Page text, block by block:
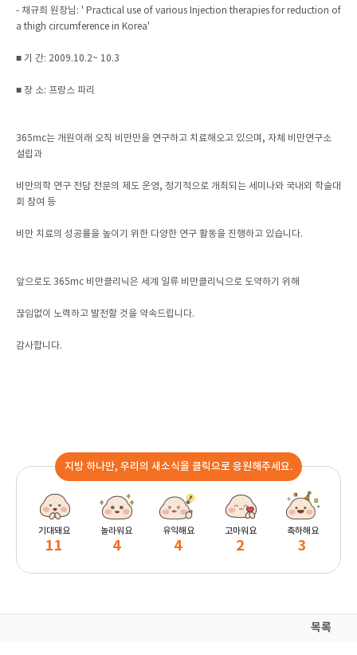
- 채규희 원장님: ' Practical use of various Injection therapies for reduction of
a thigh circumference in Korea'
■ 기 간: 2009.10.2~ 10.3
■ 장 소: 프랑스 파리
365mc는 개원이래 오직 비만만을 연구하고 치료해오고 있으며, 자체 비만연구소
설립과
비만의학 연구 전담 전문의 제도 운영, 정기적으로 개최되는 세미나와 국내외 학술대
회 참여 등
비만 치료의 성공률을 높이기 위한 다양한 연구 활동을 진행하고 있습니다.
앞으로도 365mc 비만클리닉은 세계 일류 비만클리닉으로 도약하기 위해
끊임없이 노력하고 발전할 것을 약속드립니다.
감사합니다.
지방 하나만, 우리의 새소식을 클릭으로 응원해주세요.
기대돼요
11
놀라워요
4
유익해요
4
고마워요
2
축하해요
3
목록